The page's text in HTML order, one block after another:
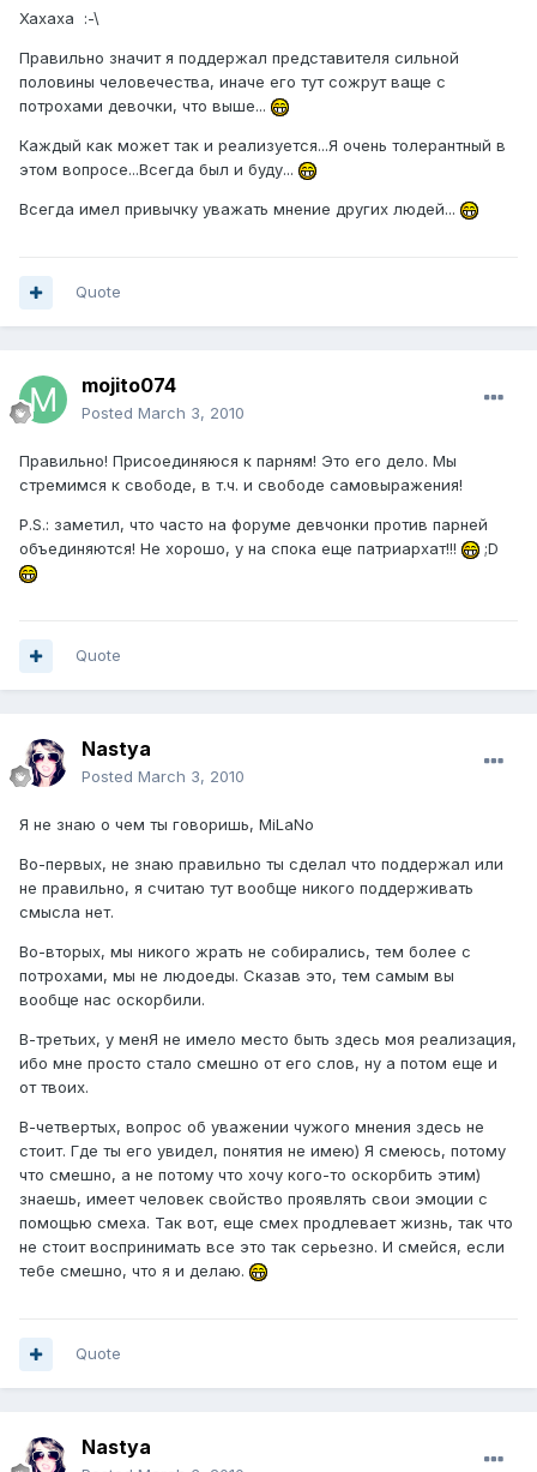
Хахаха :-\
Правильно значит я поддержал представителя сильной
половины человечества, иначе его тут сожрут ваще с
потрохами девочки, что выше...
Каждый как может так и реализуется...Я очень толерантный в
этом вопросе...Всегда был и буду...
Всегда имел привычку уважать мнение других людей...
Quote
mojito074
Posted March 3, 2010
Правильно! Присоединяюся к парням! Это его дело. Мы
стремимся к свободе, в т.ч. и свободе самовыражения!
P.S.: заметил, что часто на форуме девчонки против парней
объединяются! Не хорошо, у на спока еще патриархат!!!
;D
Quote
Nastya
Posted March 3, 2010
Я не знаю о чем ты говоришь, MiLaNo
Во-первых, не знаю правильно ты сделал что поддержал или
не правильно, я считаю тут вообще никого поддерживать
смысла нет.
Во-вторых, мы никого жрать не собирались, тем более с
потрохами, мы не людоеды. Сказав это, тем самым вы
вообще нас оскорбили.
В-третьих, у менЯ не имело место быть здесь моя реализация,
ибо мне просто стало смешно от его слов, ну а потом еще и
от твоих.
В-четвертых, вопрос об уважении чужого мнения здесь не
стоит. Где ты его увидел, понятия не имею) Я смеюсь, потому
что смешно, а не потому что хочу кого-то оскорбить этим)
знаешь, имеет человек свойство проявлять свои эмоции с
помощью смеха. Так вот, еще смех продлевает жизнь, так что
не стоит воспринимать все это так серьезно. И смейся, если
тебе смешно, что я и делаю.
Quote
Nastya